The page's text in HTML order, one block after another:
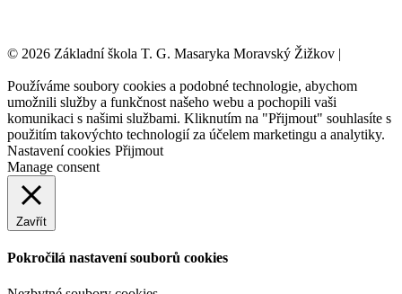
© 2026 Základní škola T. G. Masaryka Moravský Žižkov |
Používáme soubory cookies a podobné technologie, abychom
umožnili služby a funkčnost našeho webu a pochopili vaši
komunikaci s našimi službami. Kliknutím na "Přijmout" souhlasíte s
použitím takovýchto technologií za účelem marketingu a analytiky.
Nastavení cookies Přijmout
Manage consent
Zavřít
Pokročilá nastavení souborů cookies